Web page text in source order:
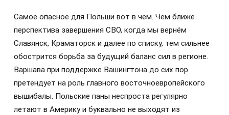
Самое опасное для Польши вот в чём. Чем ближе
перспектива завершения СВО, когда мы вернём
Славянск, Краматорск и далее по списку, тем сильнее
обострится борьба за будущий баланс сил в регионе.
Варшава при поддержке Вашингтона до сих пор
претендует на роль главного восточноевропейского
вышибалы. Польские паны неспроста регулярно
летают в Америку и буквально не выходят из